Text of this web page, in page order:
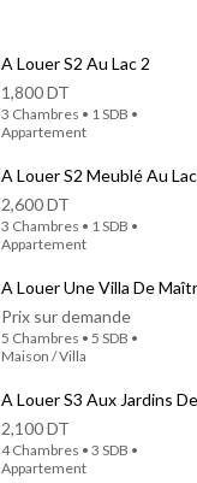
A Louer S2 Au Lac 2
1,800 DT
3 Chambres • 1 SDB •
Appartement
A Louer S2 Meublé Au
2,600 DT
3 Chambres • 1 SDB •
Appartement
A Louer Une Villa De
Prix sur demande
5 Chambres • 5 SDB •
Maison / Villa
A Louer S3 Aux Jardins
2,100 DT
4 Chambres • 3 SDB •
Appartement